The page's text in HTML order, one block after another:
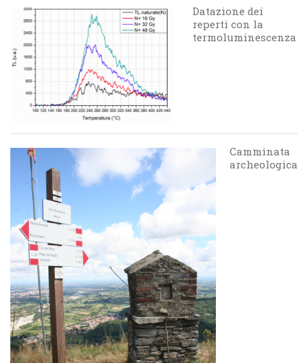
Datazione dei
reperti con la
termoluminescenza
Camminata
archeologica